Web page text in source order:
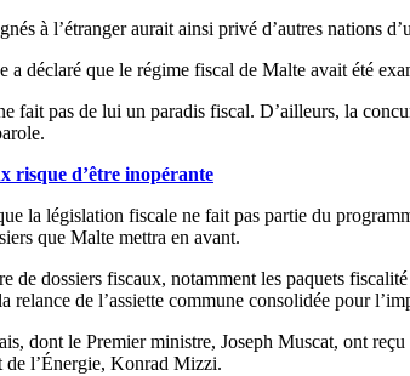
à l’étranger aurait ainsi privé d’autres nations
a déclaré que le régime fiscal de Malte avait été
fait pas de lui un paradis fiscal. D’ailleurs, la
risque d’être inopérante
la législation fiscale ne fait pas partie du
que Malte mettra en avant.
dossiers fiscaux, notamment les paquets
de l’assiette commune consolidée pour
dont le Premier ministre, Joseph Muscat, ont
de l’Énergie, Konrad Mizzi.